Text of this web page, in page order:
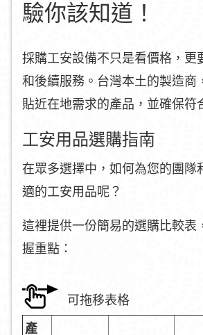
驗你該知道！
採購工安設備不只是看價格，更
和後續服務。台灣本土的製造商
貼近在地需求的產品，並確保符
工安用品選購指南
在眾多選擇中，如何為您的團隊
適的工安用品呢？
這裡提供一份簡易的選購比較表
握重點：
產